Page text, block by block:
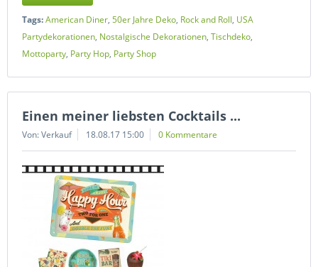
Tags:American Diner, 50er Jahre Deko, Rock and Roll, USA
Partydekorationen, Nostalgische Dekorationen, Tischdeko,
Mottoparty, Party Hop, Party Shop
Einen meiner liebsten Cocktails ...
Von: Verkauf 18.08.17 15:00 0 Kommentare